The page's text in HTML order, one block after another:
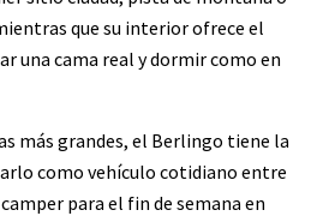
que su interior ofrece el
una cama real y dormir como en
más grandes, el Berlingo tiene la
como vehículo cotidiano entre
para el fin de semana en